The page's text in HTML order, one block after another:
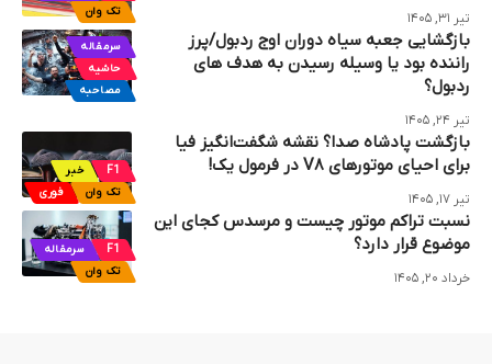
تک وان
تیر ۳۱, ۱۴۰۵
سرمقاله
حاشیه
مصاحبه
بازگشایی جعبه سیاه دوران اوج ردبول/پرز
راننده بود یا وسیله رسیدن به هدف های
ردبول؟
تیر ۲۴, ۱۴۰۵
F1
خبر
تک وان
فوری
بازگشت پادشاه صدا؟ نقشه شگفت‌انگیز فیا
برای احیای موتورهای V۸ در فرمول یک!
تیر ۱۷, ۱۴۰۵
F1
سرمقاله
تک وان
نسبت تراکم موتور چیست و مرسدس کجای این
موضوع قرار دارد؟
خرداد ۲۰, ۱۴۰۵